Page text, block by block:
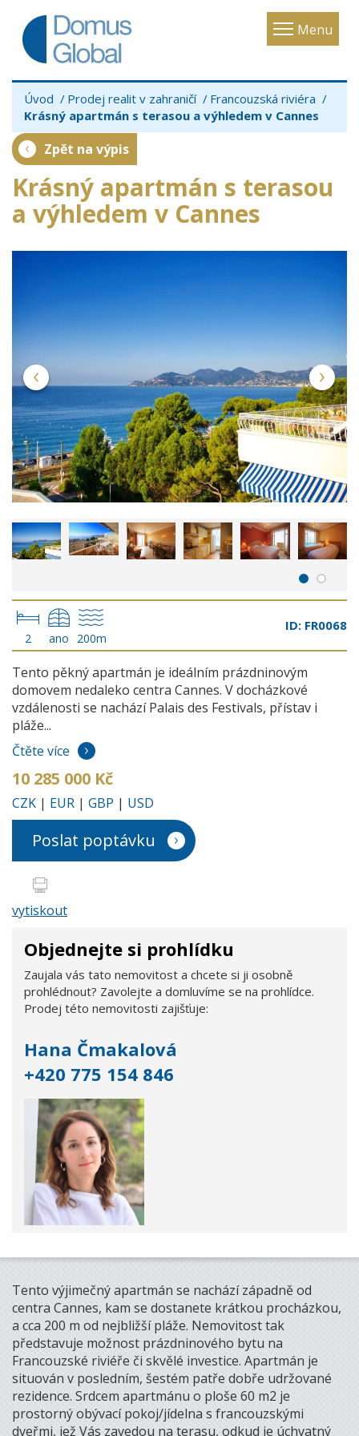
Menu
Toggle
Úvod Prodej realit v zahraničí
Francouzská riviéra
Krásný apartmán s terasou a výhledem v Cannes
Zpět na výpis
Krásný apartmán s terasou
a výhledem v Cannes
2 ano 200m
ID: FR0068
Tento pěkný apartmán je ideálním prázdninovým
domovem nedaleko centra Cannes. V docházkové
vzdálenosti se nachází Palais des Festivals, přístav i
pláže...
Čtěte více
10 285 000 Kč
CZK | EUR | GBP | USD
Poslat poptávku
vytiskout
Objednejte si prohlídku
Zaujala vás tato nemovitost a chcete si ji osobně
prohlédnout? Zavolejte a domluvíme se na prohlídce.
Prodej této nemovitosti zajišťuje:
Hana Čmakalová
+420 775 154 846
Tento výjimečný apartmán se nachází západně od
centra Cannes, kam se dostanete krátkou procházkou,
a cca 200 m od nejbližší pláže. Nemovitost tak
představuje možnost prázdninového bytu na
Francouzské riviéře či skvělé investice. Apartmán je
situován v posledním, šestém patře dobře udržované
rezidence. Srdcem apartmánu o ploše 60 m2 je
prostorný obývací pokoj/jídelna s francouzskými
dveřmi, jež Vás zavedou na terasu, odkud je úchvatný